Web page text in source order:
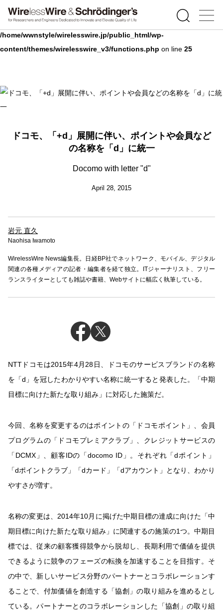
Warning: Undefined array key 0 in
/home/wwnstyle/wirelesswire.jp/public_html/wp-
content/themes/wirelesswire_v3/functions.php on line 25
ドコモ、「+d」展開に伴い、ポイントや会員など
の名称を「d」に統一
Docomo with letter "d"
April 28, 2015
岩元 直久
Naohisa Iwamoto
WirelessWire News編集長。日経BP社でネットワーク、モバイル、デジタル
関連の各種メディアの記者・編集者を経て独立。ITジャーナリスト、フリー
ランスライターとしても雑誌や書籍、Webサイトに幅広く執筆している。
NTTドコモは2015年4月28日、ドコモのサービスブランドの名称
を「d」を冠したわかりやすい名称に統一すると発表した。「中期
目標に向けた新たな取り組み」に対応した施策だ。
今回、名称を変更するのはポイントの「ドコモポイント」、会員
プログラムの「ドコモプレミアクラブ」、クレジットサービスの
「DCMX」、顧客IDの「docomo ID」。それぞれ「dポイント」
「dポイントクラブ」「dカード」「dアカウント」となり、わかり
やすさが増す。
名称の変更は、2014年10月に掲げた中期目標の達成に向けた「中
期目標に向けた新たな取り組み」に関連するの施策の1つ。中期目
標では、従来の顧客獲得競争から脱却し、長期利用で価値を提供
できるように競争のフェーズの転換を加速することを目指す。そ
の中で、新しいサービス分野のパートナーとコラボレーションす
ることで、付加価値を創造する「協創」の取り組みを進めるとし
ている。パートナーとのコラボレーションした「協創」の取り組